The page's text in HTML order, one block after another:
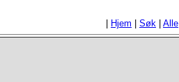
Hjem Søk Alle